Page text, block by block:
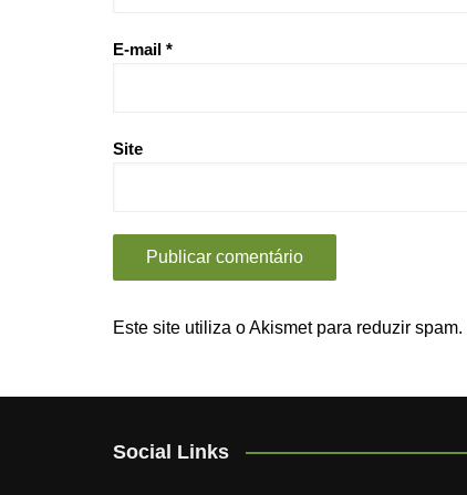
E-mail *
Site
Este site utiliza o Akismet para reduzir spam.
Social Links